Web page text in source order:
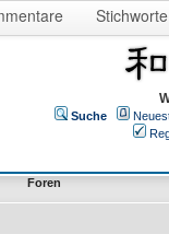
Stichworte
Suche
Foren